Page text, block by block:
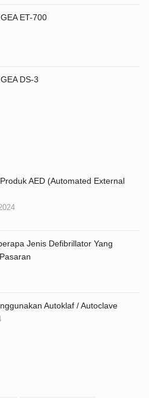
ET-700
DS-3
AED (Automated External
Jenis Defibrillator Yang
Autoklaf / Autoclave